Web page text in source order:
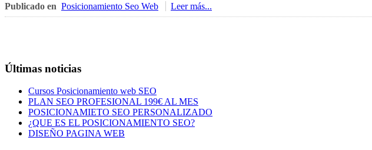
Publicado en Posicionamiento Seo Web Leer más...
Últimas noticias
Cursos Posicionamiento web SEO
PLAN SEO PROFESIONAL 199€ AL MES
POSICIONAMIETO SEO PERSONALIZADO
¿QUE ES EL POSICIONAMIENTO SEO?
DISEÑO PAGINA WEB